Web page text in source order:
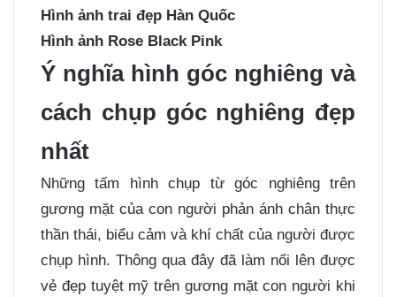
Hình ảnh trai đẹp Hàn Quốc
Hình ảnh Rose Black Pink
Ý nghĩa hình góc nghiêng và
cách chụp góc nghiêng đẹp
nhất
Những tấm hình chụp từ góc nghiêng trên
gương mặt của con người phản ánh chân thực
thần thái, biểu cảm và khí chất của người được
chụp hình. Thông qua đây đã làm nổi lên được
vẻ đẹp tuyệt mỹ trên gương mặt con người khi